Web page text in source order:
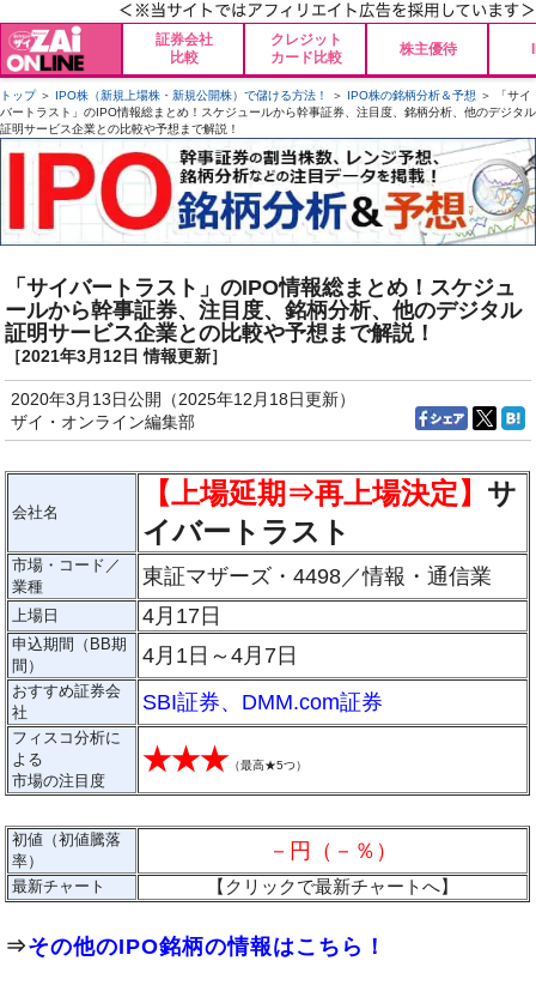
証券会社
比較
クレジット
カード比較
株主優待
トップ＞ IPO株（新規上場株・新規公開株）で儲ける方法！ ＞ IPO株の銘柄分析＆予想 ＞ 「サイ
バートラスト」のIPO情報総まとめ！スケジュールから幹事証券、注目度、銘柄分析、他のデジタル
証明サービス企業との比較や予想まで解説！
「サイバートラスト」のIPO情報総まとめ！スケジュ
ールから幹事証券、注目度、銘柄分析、他のデジタル
証明サービス企業との比較や予想まで解説！
［2021年3月12日 情報更新］
2020年3月13日公開（2025年12月18日更新）
ザイ・オンライン編集部
会社名
【上場延期 ⇒再上場決定】 サ
イバートラスト
市場・コード／
業種
東証マザーズ・4498／情報・通信業
上場日 4月17日
申込期間（BB期
間）
4月1日～4月7日
おすすめ証券会
社
SBI証券、 DMM.com証券
フィスコ分析に
よる
市場の注目度
★★★ （最高★5つ）
初値（初値騰落
率）
－円（－％）
最新チャート 【クリックで最新チャートへ】
⇒その他のIPO銘柄の情報はこちら！